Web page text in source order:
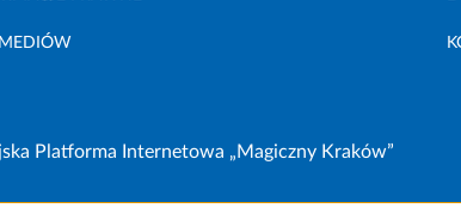
Platforma Internetowa „Magiczny Kraków”